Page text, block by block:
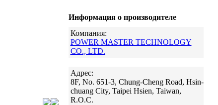
Информация о производителе
Компания:
POWER MASTER TECHNOLOGY
CO., LTD.
Адрес:
8F, No. 651-3, Chung-Cheng Road, Hsin-
chuang City, Taipei Hsien, Taiwan,
R.O.C.